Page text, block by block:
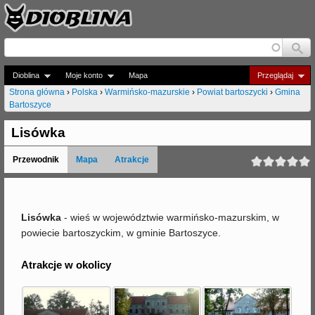
Jump to navigation
Dioblina Moje konto Przeglądaj
Mapa
J
e
s
t
Strona główna › Polska › Warmińsko-mazurskie › Powiat bartoszycki › Gmina
Bartoszyce
Lisówka
Przewodnik Mapa Atrakcje
Lisówka - wieś w województwie warmińsko-mazurskim, w
powiecie bartoszyckim, w gminie Bartoszyce.
Atrakcje w okolicy